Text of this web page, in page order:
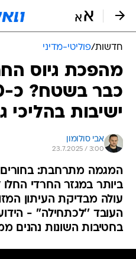
חדשות/פוליטי-מדיני
מהפכת גיוס
ישיבות בהליכי
אבי סולומון
23.7.2025 / 3:00
המגמה מתרחבת: בחורים
ביותר במגזר החרדי החלו
עולה מבדיקת העיתון
העובד ''לכתחילה'' -
בחטיבות השונות נהנים